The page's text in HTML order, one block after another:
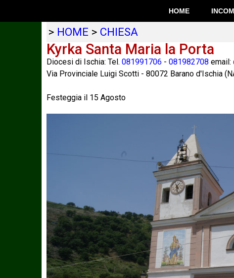
HOME
> HOME > CHIESA
Kyrka Santa Maria la Porta
Diocesi di Ischia: Tel. 081991706 - 081982708 email:
Via Provinciale Luigi Scotti - 80072 Barano d'Ischia (
Festeggia il 15 Agosto